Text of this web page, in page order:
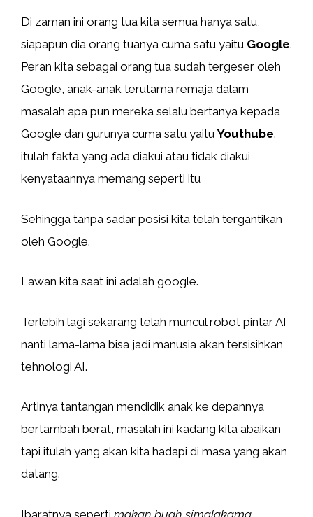
Di zaman ini orang tua kita semua hanya satu,
siapapun dia orang tuanya cuma satu yaitu Google.
Peran kita sebagai orang tua sudah tergeser oleh
Google, anak-anak terutama remaja dalam
masalah apa pun mereka selalu bertanya kepada
Google dan gurunya cuma satu yaituYouthube.
itulah fakta yang ada diakui atau tidak diakui
kenyataannya memang seperti itu
Sehingga tanpa sadar posisi kita telah tergantikan
oleh Google.
Lawan kita saat ini adalah google.
Terlebih lagi sekarang telah muncul robot pintar AI
nanti lama-lama bisa jadi manusia akan tersisihkan
tehnologi AI.
Artinya tantangan mendidik anak ke depannya
bertambah berat, masalah ini kadang kita abaikan
tapi itulah yang akan kita hadapi di masa yang akan
datang.
Ibaratnya seperti makan buah simalakama,